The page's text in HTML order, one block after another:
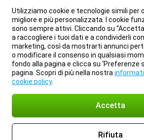
Utilizziamo cookie e tecnologie simili per
migliore e più personalizzata. I cookie
sono sempre attivi. Cliccando su
a raccogliere i tuoi dati e a condividerli
marketing, così da mostrarti annunci
o modificare il consenso in qualsiasi
fondo alla pagina e clicca su ‘Preferenze
pagina. Scopri di più nella nostra
cookie policy.
Accetta
Rifiuta